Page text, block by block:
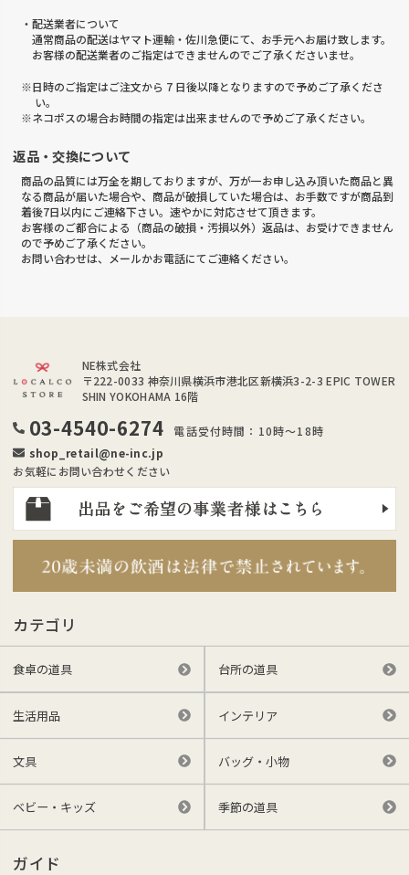
・配送業者について
通常商品の配送はヤマト運輸・佐川急便にて、お手元へお届け致します。
お客様の配送業者のご指定はできませんのでご了承くださいませ。
※日時のご指定はご注文から 7 日後以降となりますので予めご了承くださ
い。
※ネコポスの場合お時間の指定は出来ませんので予めご了承ください。
返品・交換について
商品の品質には万全を期しておりますが、万が一お申し込み頂いた商品と異
なる商品が届いた場合や、商品が破損していた場合は、お手数ですが商品到
着後7日以内にご連絡下さい。速やかに対応させて頂きます。
お客様のご都合による（商品の破損・汚損以外）返品は、お受けできません
ので予めご了承ください。
お問い合わせは、メールかお電話にてご連絡ください。
NE株式会社
〒222-0033 神奈川県横浜市港北区新横浜3-2-3 EPIC TOWER
SHIN YOKOHAMA 16階
03-4540-6274
電話受付時間：10時～18時
shop_retail@ne-inc.jp
お気軽にお問い合わせください
カテゴリ
食卓の道具 台所の道具
生活用品 インテリア
文具 バッグ・小物
ベビー・キッズ 季節の道具
ガイド